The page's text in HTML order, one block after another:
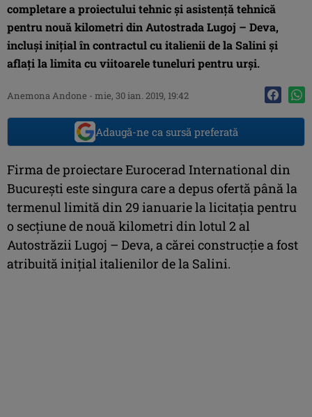
completare a proiectului tehnic şi asistenţă tehnică
pentru nouă kilometri din Autostrada Lugoj – Deva,
incluşi iniţial în contractul cu italienii de la Salini şi
aflaţi la limita cu viitoarele tuneluri pentru urşi.
Anemona Andone - mie, 30 ian. 2019, 19:42
Adaugă-ne ca sursă preferată
Firma de proiectare Eurocerad International din
Bucureşti este singura care a depus ofertă până la
termenul limită din 29 ianuarie la licitaţia pentru
o secţiune de nouă kilometri din lotul 2 al
Autostrăzii Lugoj – Deva, a cărei construcţie a fost
atribuită iniţial italienilor de la Salini.